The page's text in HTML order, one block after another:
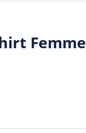
Femme